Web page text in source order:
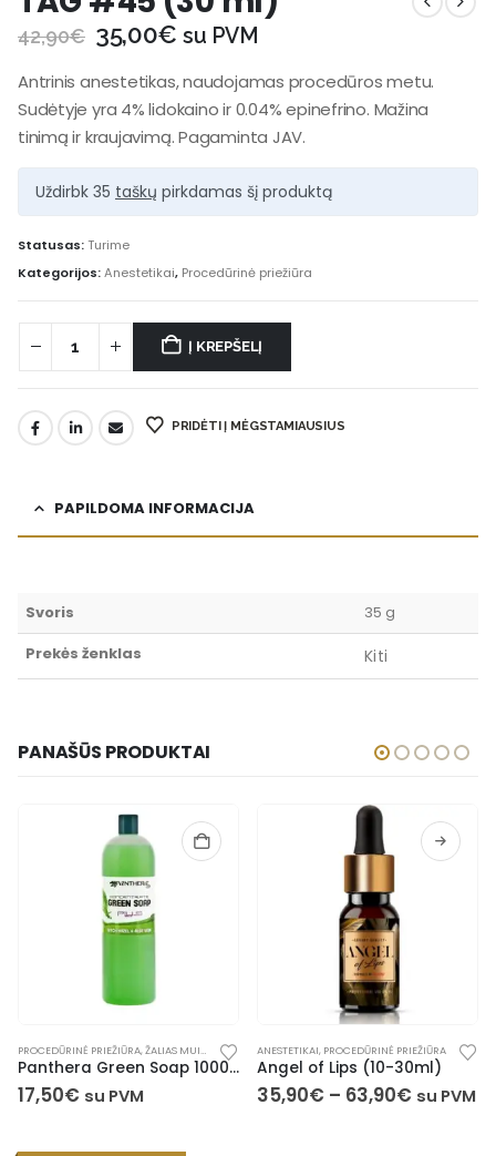
42,90€ 35,00€ su PVM
Antrinis anestetikas, naudojamas procedūros metu.
Sudėtyje yra 4% lidokaino ir 0.04% epinefrino. Mažina
tinimą ir kraujavimą. Pagaminta JAV.
Uždirbk 35 taškų pirkdamas šį produktą
Statusas:Turime
Kategorijos:Anestetikai, Procedūrinė priežiūra
Į KREPŠELĮ
PRIDĖTI Į MĖGSTAMIAUSIUS
PAPILDOMA INFORMACIJA
Svoris
35 g
Prekės ženklas
Kiti
PANAŠŪS PRODUKTAI
PROCEDŪRINĖ PRIEŽIŪRA,ŽALIAS MUILAS
Panthera Green Soap 1000 ml
17,50€ su PVM
ANESTETIKAI, PROCEDŪRINĖ PRIEŽIŪRA
Angel of Lips (10-30ml)
35,90€ – 63,90€ su PVM